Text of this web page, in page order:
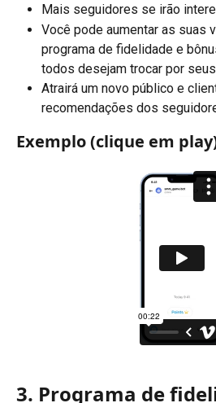
Mais seguidores se irão
Você pode aumentar as suas
programa de fidelidade e
todos desejam trocar por
Atrairá um novo público e
recomendações dos
Exemplo (clique em
3. Programa de